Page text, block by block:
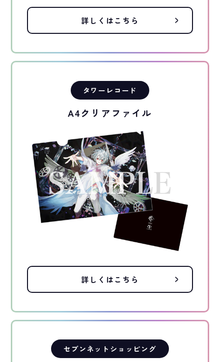
詳しくはこちら
タワーレコード
A4クリアファイル
詳しくはこちら
セブンネットショッピング